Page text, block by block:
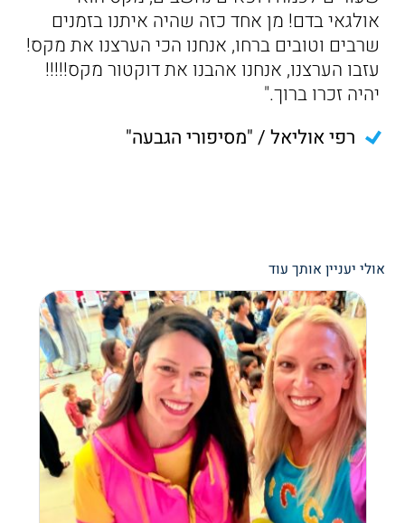
אולגאי בדם! מן אחד כזה שהיה איתנו בזמנים
שרבים וטובים ברחו, אנחנו הכי הערצנו את מקס!
עזבו הערצנו, אנחנו אהבנו את דוקטור מקס!!!!!
יהיה זכרו ברוך."
רפי אוליאל / "מסיפורי הגבעה"
אולי יעניין אותך עוד